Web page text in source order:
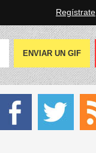
Regístrate
ENVIAR UN GIF